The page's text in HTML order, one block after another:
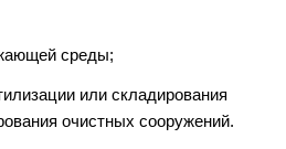
среды;
или складирования
очистных сооружений.